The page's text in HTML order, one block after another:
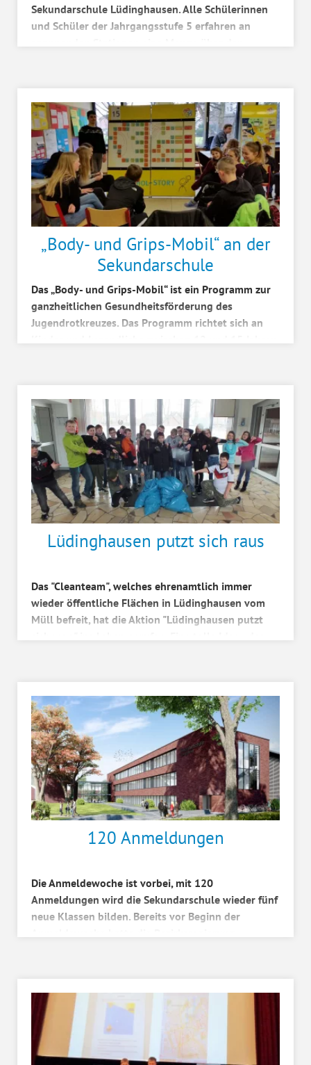
Sekundarschule Lüdinghausen. Alle Schülerinnen
und Schüler der Jahrgangsstufe 5 erfahren an
„Body- und Grips-Mobil“ an der
Sekundarschule
Das „Body- und Grips-Mobil“ ist ein Programm zur
ganzheitlichen Gesundheitsförderung des
Jugendrotkreuzes. Das Programm richtet sich an
Lüdinghausen putzt sich raus
Das "Cleanteam", welches ehrenamtlich immer
wieder öffentliche Flächen in Lüdinghausen vom
Müll befreit, hat die Aktion "Lüdinghausen putzt
120 Anmeldungen
Die Anmeldewoche ist vorbei, mit 120
Anmeldungen wird die Sekundarschule wieder fünf
neue Klassen bilden. Bereits vor Beginn der